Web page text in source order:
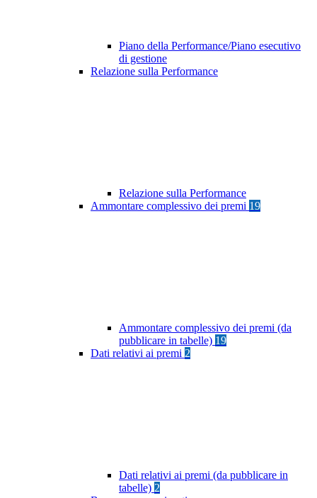
Piano della Performance/Piano esecutivo
di gestione
Relazione sulla Performance
Relazione sulla Performance
Ammontare complessivo dei premi 19
Ammontare complessivo dei premi (da
pubblicare in tabelle) 19
Dati relativi ai premi 2
Dati relativi ai premi (da pubblicare in
tabelle) 2